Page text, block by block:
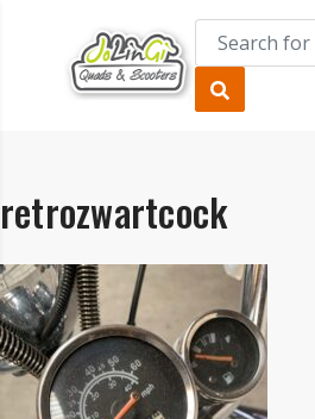
retrozwartcock